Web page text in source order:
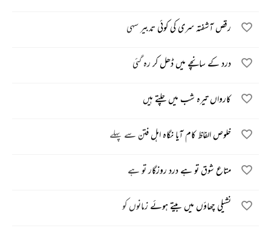
رقص آشفتہ سری کی کوئی تدبیر سہی
درد کے سانچے میں ڈھل کر رہ گئی
کارواں تیرہ شب میں چلتے ہیں
خلوص الفاظ کام آیا نگاہ اہل فتن سے پہلے
متاع شوق تو ہے درد روزگار تو ہے
نشیلی چھاؤں میں بیتے ہوئے زمانوں کو